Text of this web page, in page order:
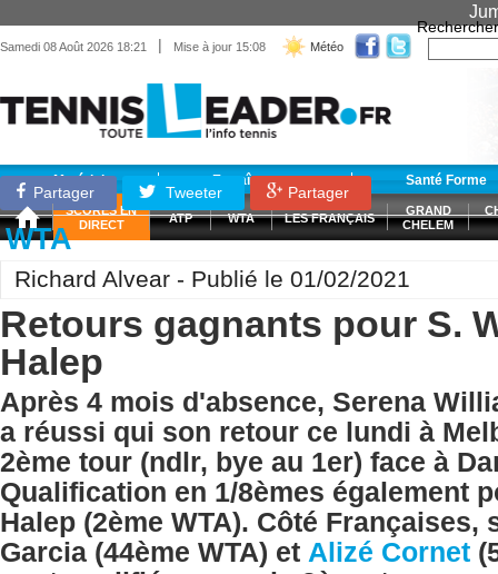
Samedi 08 Août 2026 18:21 | Mise à jour 15:08 Météo
Rechercher
Matériel Entraînement Santé Forme
SCORES EN
DIRECT
ATP WTA LES FRANÇAIS
GRAND
CHELEM
Partager Tweeter Partager
WTA
Richard Alvear - Publié le 01/02/2021
Retours gagnants pour S.
Halep
Après 4 mois d'absence, Serena
a réussi qui son retour ce lundi à
2ème tour (ndlr, bye au 1er) face à
Qualification en 1/8èmes également
Halep (2ème WTA). Côté Françaises,
Garcia (44ème WTA) et Alizé Cornet